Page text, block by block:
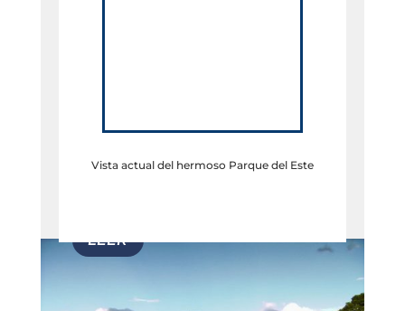
Vista actual del hermoso Parque del Este